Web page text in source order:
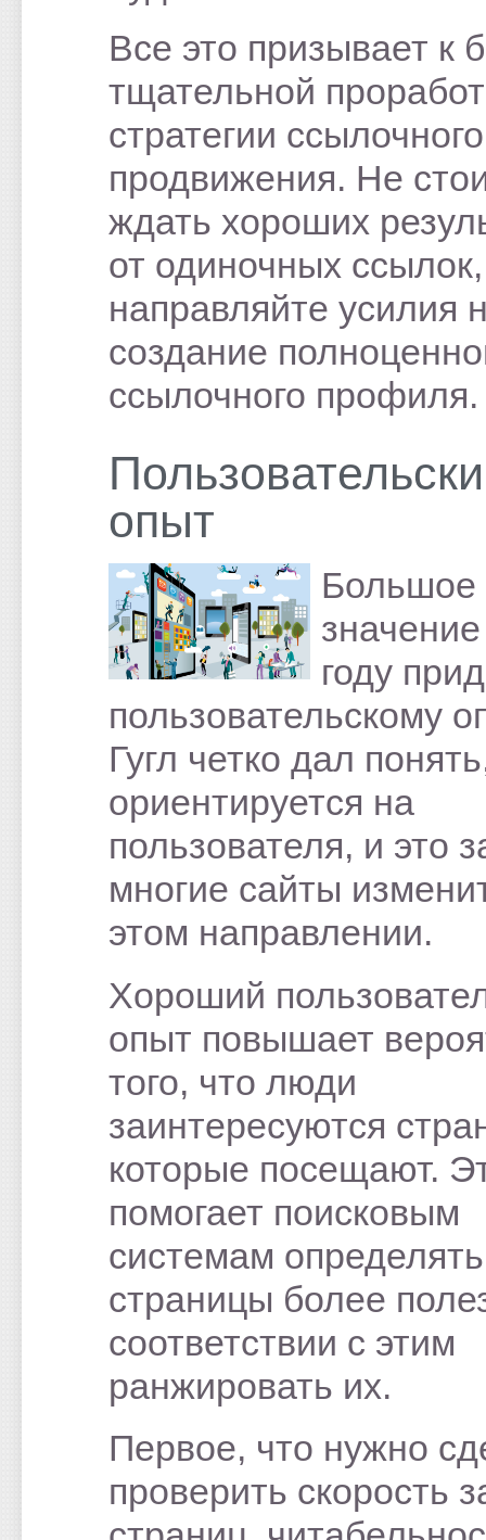
Все это призывает к
тщательной
стратегии ссылочного
продвижения. Не
ждать хороших
от одиночных ссылок,
направляйте усилия
создание
ссылочного профиля.
опыт
Большое
году
пользовательскому
Гугл четко дал
ориентируется на
пользователя, и это
многие сайты
этом направлении.
Хороший
опыт повышает
того, что люди
заинтересуются
которые посещают.
помогает поисковым
системам
страницы более
соответствии с этим
ранжировать их.
Первое, что нужно
проверить скорость